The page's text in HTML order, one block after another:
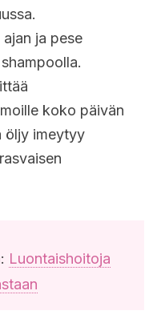
ja pese
koko päivän
öljy imeytyy
Luontaishoitoja